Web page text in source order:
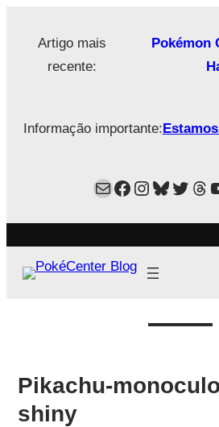
Artigo mais
recente:
Pokémon
Informação importante:
MailFacebook
Instagram
Bluesky
Pikachu-
shiny